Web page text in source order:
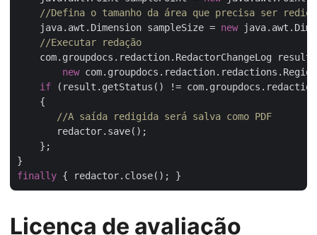
//Defina o tamanho da área que precisa ser
    java.awt.Dimension sampleSize =
new
//Executar redação
com.groupdocs.redaction.RedactorChangeLog result
new
if (result.getStatus() !=
    {
//A saída redigida será salva como PDF
       redactor.save();
    };
finally
Licença de avaliação